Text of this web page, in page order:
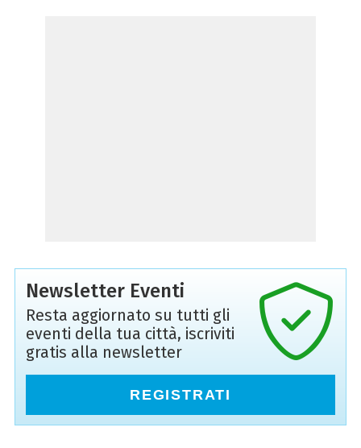
Newsletter Eventi
Resta aggiornato su tutti gli
eventi della tua città, iscriviti
gratis alla newsletter
REGISTRATI